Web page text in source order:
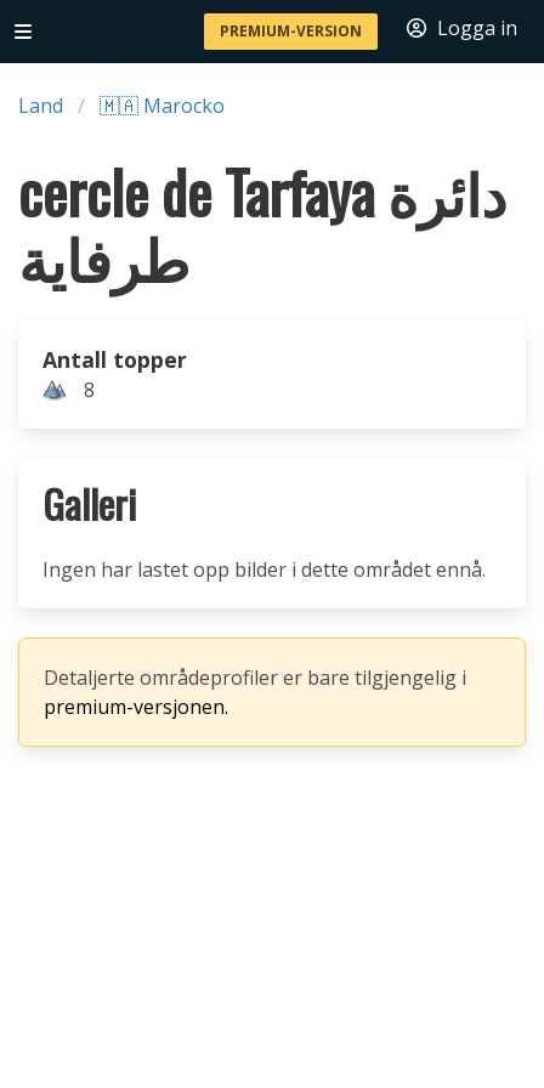
PREMIUM-VERSION Logga in
Land 🇲🇦 Marocko
cercle de Tarfaya دائرة
طرفاية
Antall topper
8
Galleri
Ingen har lastet opp bilder i dette området ennå.
Detaljerte områdeprofiler er bare tilgjengelig i
premium-versjonen.